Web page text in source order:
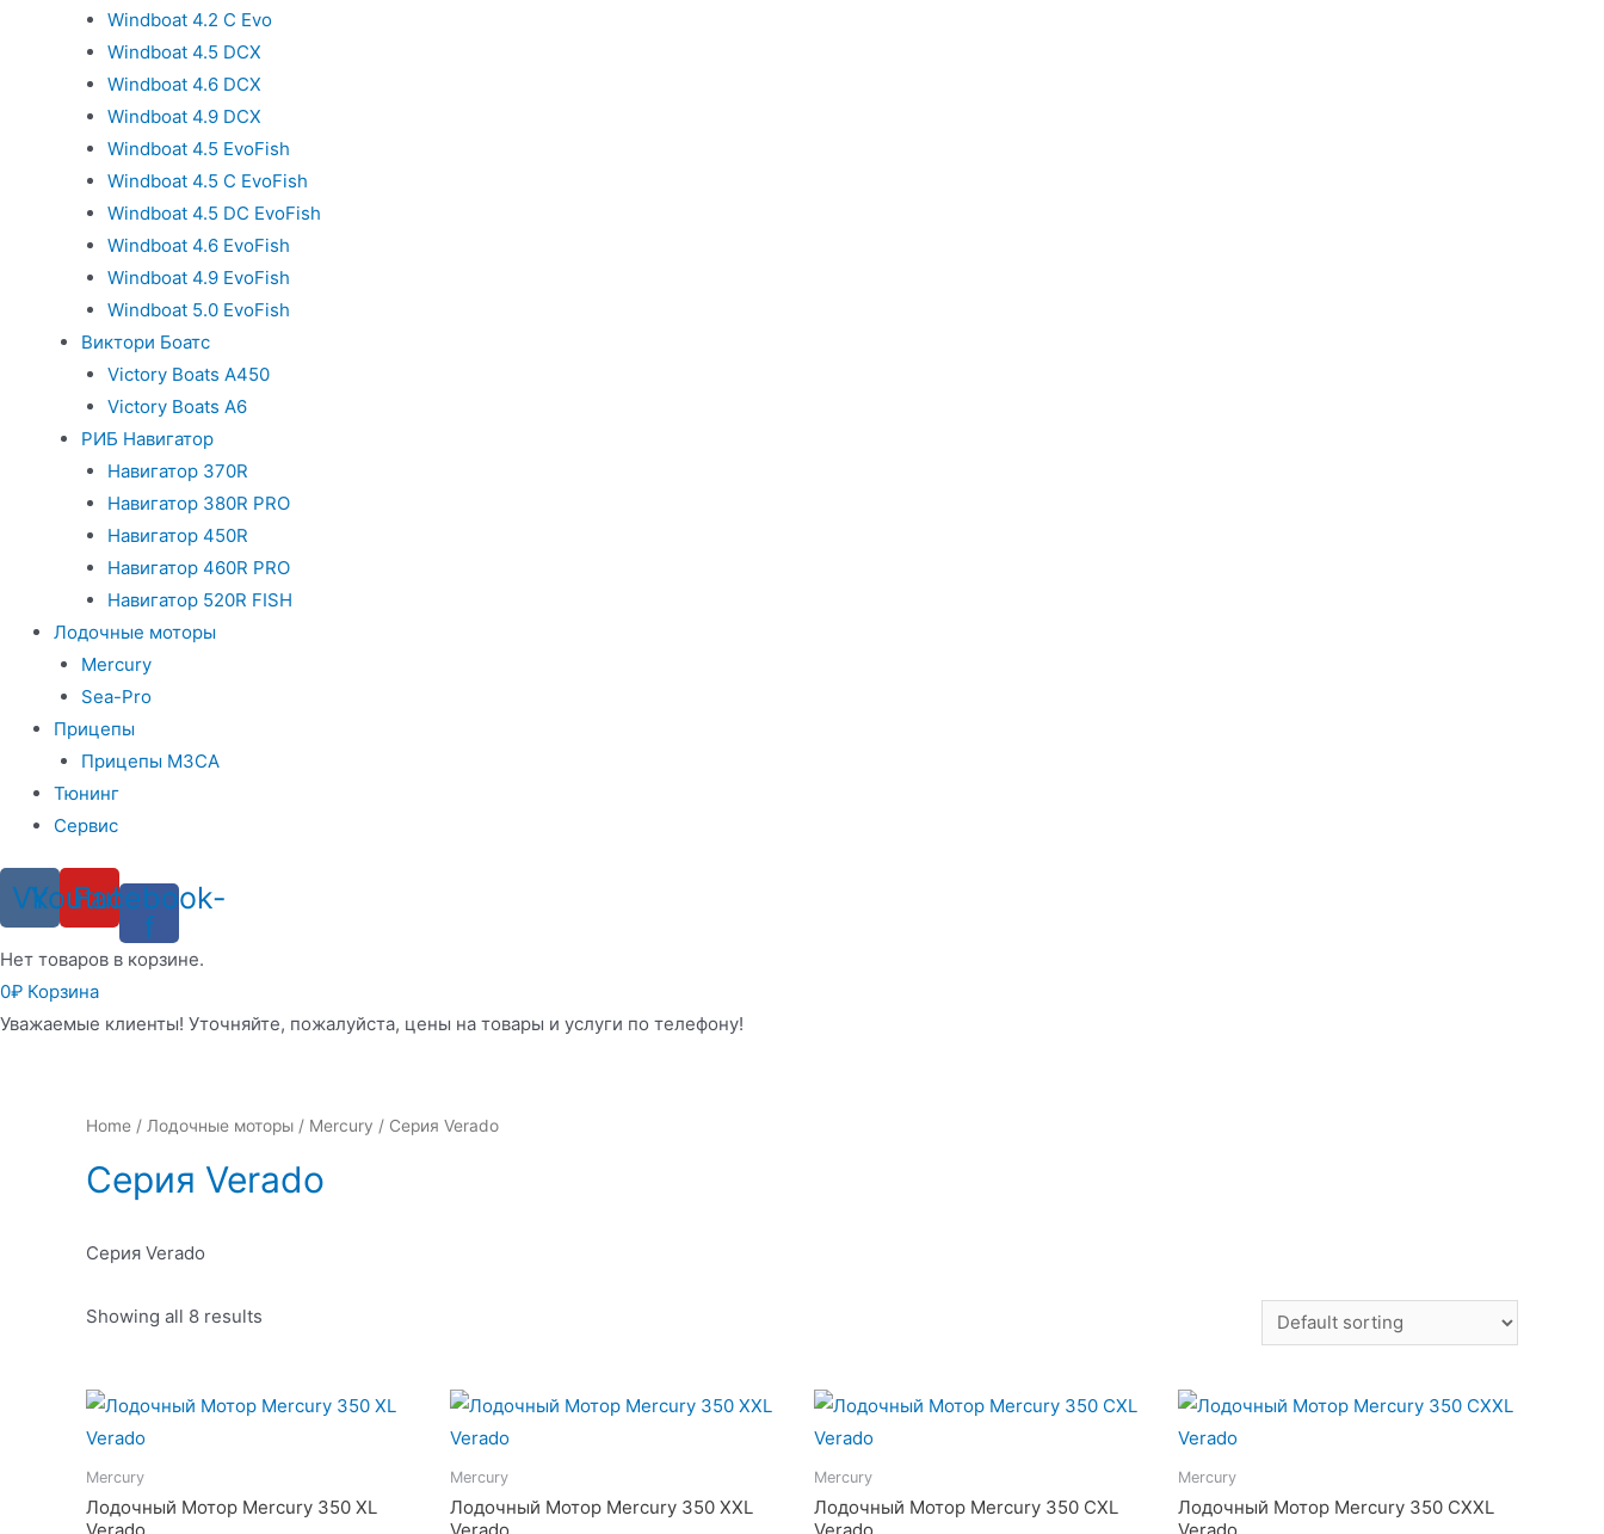
Windboat 4.2 C Evo
Windboat 4.5 DCX
Windboat 4.6 DCX
Windboat 4.9 DCX
Windboat 4.5 EvoFish
Windboat 4.5 C EvoFish
Windboat 4.5 DC EvoFish
Windboat 4.6 EvoFish
Windboat 4.9 EvoFish
Windboat 5.0 EvoFish
Виктори Боатс
Victory Boats A450
Victory Boats A6
РИБ Навигатор
Навигатор 370R
Навигатор 380R PRO
Навигатор 450R
Навигатор 460R PRO
Навигатор 520R FISH
Лодочные моторы
Mercury
Sea-Pro
Прицепы
Прицепы МЗСА
Тюнинг
Сервис
VkYoutube
Facebook-
f
Нет товаров в корзине.
0₽ Корзина
Уважаемые клиенты! Уточняйте, пожалуйста, цены на товары и услуги по телефону!
Home / Лодочные моторы / Mercury / Серия Verado
Серия Verado
Серия Verado
Showing all 8 results
Mercury
Лодочный Мотор Mercury 350 XL
Mercury
Лодочный Мотор Mercury 350 XXL
Mercury
Лодочный Мотор Mercury 350 СXL
Mercury
Лодочный Мотор Mercury 350 СXXL